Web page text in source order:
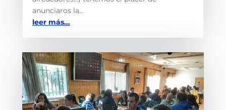
anunciaros la...
leer más...